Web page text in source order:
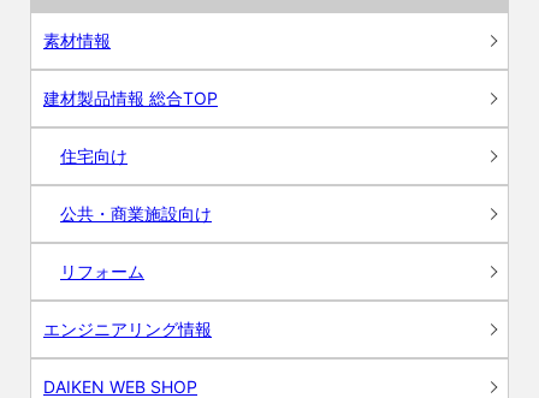
素材情報
建材製品情報 総合TOP
住宅向け
公共・商業施設向け
リフォーム
エンジニアリング情報
DAIKEN WEB SHOP